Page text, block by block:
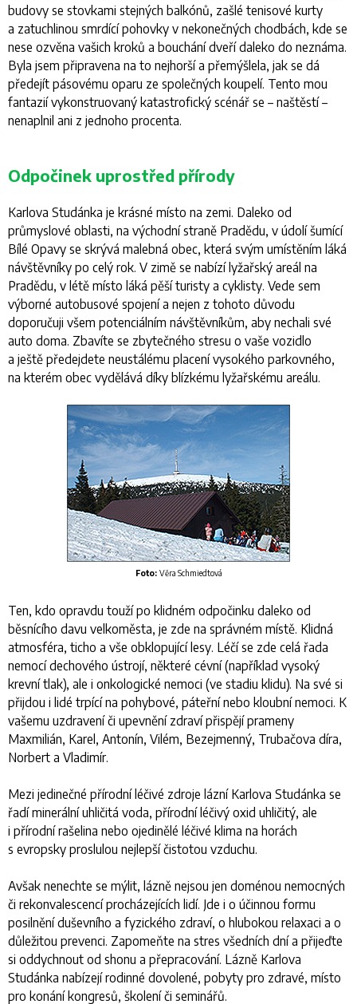
budovy se stovkami stejných balkónů, zašlé tenisové kurty
a zatuchlinou smrdící pohovky v nekonečných chodbách, kde se
nese ozvěna vašich kroků a bouchání dveří daleko do neznáma.
Byla jsem připravena na to nejhorší a přemýšlela, jak se dá
předejít pásovému oparu ze společných koupelí. Tento mou
fantazií vykonstruovaný katastrofický scénář se – naštěstí –
nenaplnil ani z jednoho procenta.
Odpočinek uprostřed přírody
Karlova Studánka je krásné místo na zemi. Daleko od
průmyslové oblasti, na východní straně Pradědu, v údolí šumící
Bílé Opavy se skrývá malebná obec, která svým umístěním láká
návštěvníky po celý rok. V zimě se nabízí lyžařský areál na
Pradědu, v létě místo láká pěší turisty a cyklisty. Vede sem
výborné autobusové spojení a nejen z tohoto důvodu
doporučuji všem potenciálním návštěvníkům, aby nechali své
auto doma. Zbavíte se zbytečného stresu o vaše vozidlo
a ještě předejdete neustálému placení vysokého parkovného,
na kterém obec vydělává díky blízkému lyžařskému areálu.
Foto: Věra Schmiedtová
Ten, kdo opravdu touží po klidném odpočinku daleko od
běsnícího davu velkoměsta, je zde na správném místě. Klidná
atmosféra, ticho a vše obklopující lesy. Léčí se zde celá řada
nemocí dechového ústrojí, některé cévní (například vysoký
krevní tlak), ale i onkologické nemoci (ve stadiu klidu). Na své si
přijdou i lidé trpící na pohybové, páteřní nebo kloubní nemoci. K
vašemu uzdravení či upevnění zdraví přispějí prameny
Maxmilián, Karel, Antonín, Vilém, Bezejmenný, Trubačova díra,
Norbert a Vladimír.
Mezi jedinečné přírodní léčivé zdroje lázní Karlova Studánka se
řadí minerální uhličitá voda, přírodní léčivý oxid uhličitý, ale
i přírodní rašelina nebo ojedinělé léčivé klima na horách
s evropsky proslulou nejlepší čistotou vzduchu.
Avšak nenechte se mýlit, lázně nejsou jen doménou nemocných
či rekonvalescencí procházejících lidí. Jde i o účinnou formu
posilnění duševního a fyzického zdraví, o hlubokou relaxaci a o
důležitou prevenci. Zapomeňte na stres všedních dní a přijeďte
si oddychnout od shonu a přepracování. Lázně Karlova
Studánka nabízejí rodinné dovolené, pobyty pro zdravé, místo
pro konání kongresů, školení či seminářů.